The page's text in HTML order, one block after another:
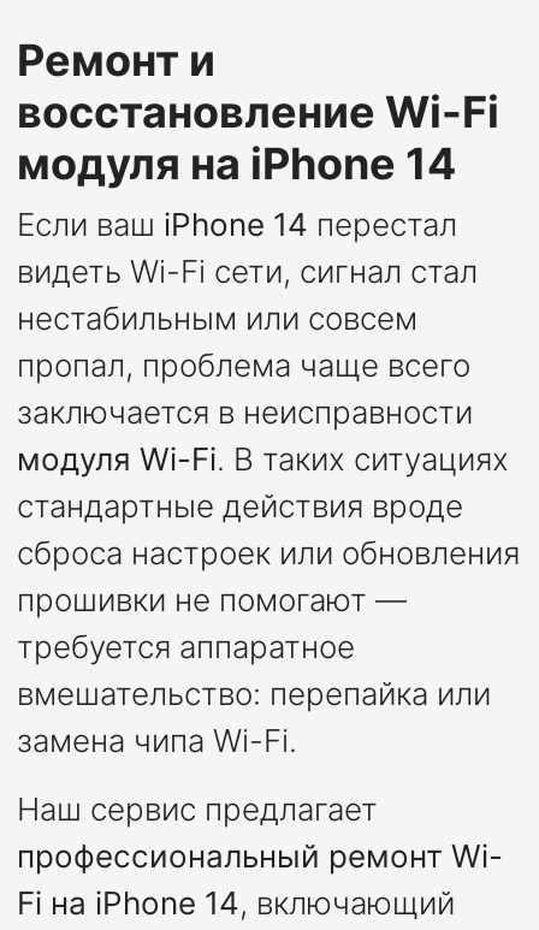
Ремонт и
восстановление Wi-Fi
модуля на iPhone 14
Если ваш iPhone 14 перестал
видеть Wi-Fi сети, сигнал стал
нестабильным или совсем
пропал, проблема чаще всего
заключается в неисправности
модуля Wi-Fi. В таких ситуациях
стандартные действия вроде
сброса настроек или обновления
прошивки не помогают —
требуется аппаратное
вмешательство: перепайка или
замена чипа Wi-Fi.
Наш сервис предлагает
профессиональный ремонт Wi-
Fi на iPhone 14, включающий